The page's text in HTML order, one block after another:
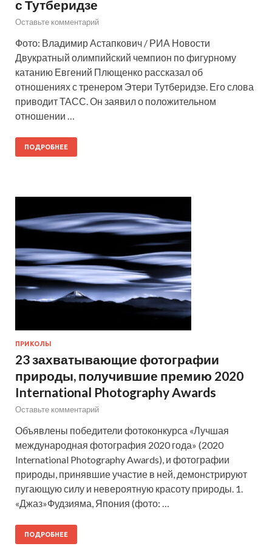
с Тутберидзе
Оставьте комментарий
Фото: Владимир Астапкович / РИА Новости
Двукратный олимпийский чемпион по фигурному
катанию Евгений Плющенко рассказал об
отношениях с тренером Этери Тутберидзе. Его слова
приводит ТАСС. Он заявил о положительном
отношении …
ПОДРОБНЕЕ
ПРИКОЛЫ
23 захватывающие фотографии
природы, получившие премию 2020
International Photography Awards
Оставьте комментарий
Объявлены победители фотоконкурса «Лучшая
международная фотография 2020 года» (2020
International Photography Awards), и фотографии
природы, принявшие участие в ней, демонстрируют
пугающую силу и невероятную красоту природы. 1.
«Джаз»Фудзияма, Япония (фото: …
ПОДРОБНЕЕ